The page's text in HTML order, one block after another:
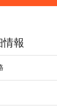
報